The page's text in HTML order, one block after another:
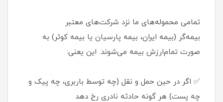
تمامی محموله‌های ما نزد شرکت‌های معتبر
بیمه‌گر (بیمه ایران، بیمه پارسیان یا بیمه کوثر) به
صورت تمام‌ارزش بیمه می‌شوند. این یعنی:
✅ اگر در حین حمل و نقل (چه توسط باربری، چه پیک و
چه پست) هر گونه حادثه نادری رخ دهد